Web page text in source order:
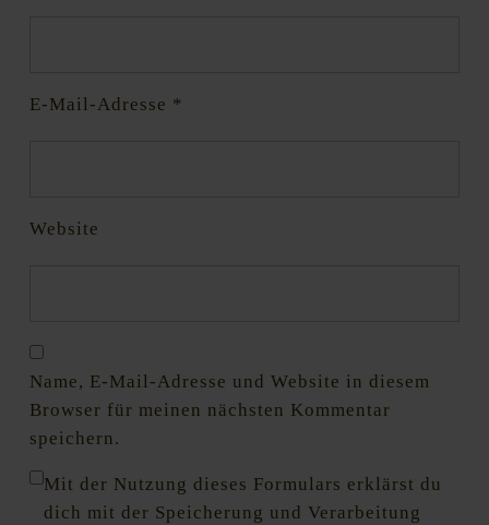
E-Mail-Adresse *
Website
Name, E-Mail-Adresse und Website in diesem
Browser für meinen nächsten Kommentar
speichern.
Mit der Nutzung dieses Formulars erklärst du
dich mit der Speicherung und Verarbeitung